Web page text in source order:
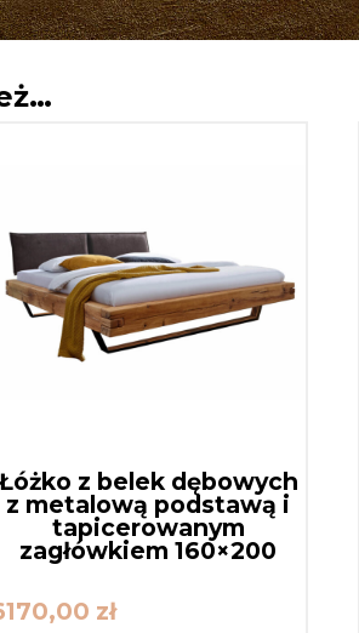
Łóżko z belek dębowych
z metalową podstawą i
tapicerowanym
zagłówkiem 160×200
zł